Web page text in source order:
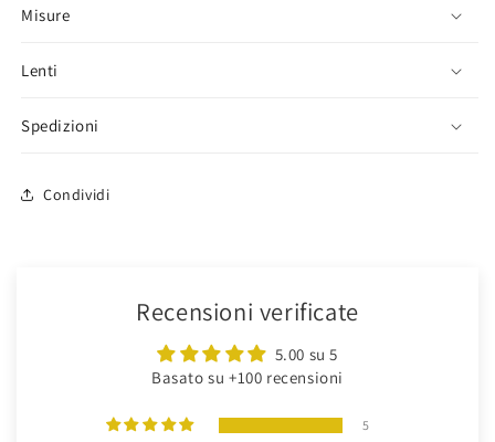
Misure
Lenti
Spedizioni
Condividi
Recensioni verificate
5.00 su 5
Basato su +100 recensioni
5